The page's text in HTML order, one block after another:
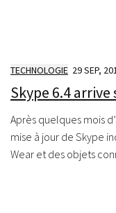
TECHNOLOGIE 29 SEP,
Skype 6.4
Après quelques mois
mise à jour de Skype
Wear et des objets